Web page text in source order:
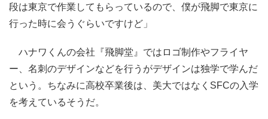
段は東京で作業してもらっているので、僕が飛脚で東京に
行った時に会うぐらいですけど」
ハナワくんの会社『飛脚堂』ではロゴ制作やフライヤ
ー、名刺のデザインなどを行うがデザインは独学で学んだ
という。ちなみに高校卒業後は、美大ではなくSFCの入学
を考えているそうだ。